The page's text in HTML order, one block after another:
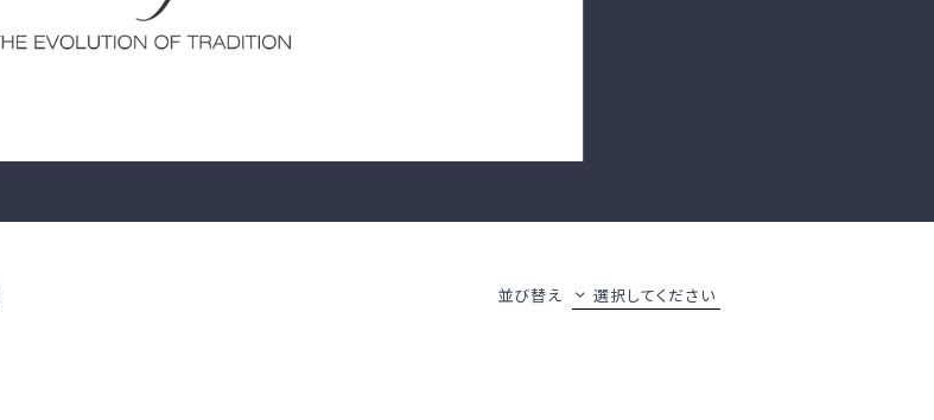
並び替え 選択してください